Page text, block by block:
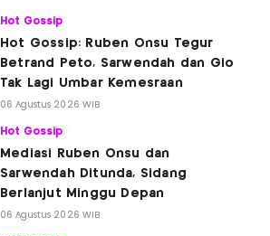
Hot Gossip
Hot Gossip: Ruben Onsu Tegur
Betrand Peto, Sarwendah dan Gio
Tak Lagi Umbar Kemesraan
06 Agustus 2026 WIB
Hot Gossip
Mediasi Ruben Onsu dan
Sarwendah Ditunda, Sidang
Berlanjut Minggu Depan
06 Agustus 2026 WIB